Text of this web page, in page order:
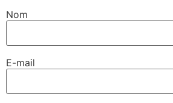
Nom
E-mail